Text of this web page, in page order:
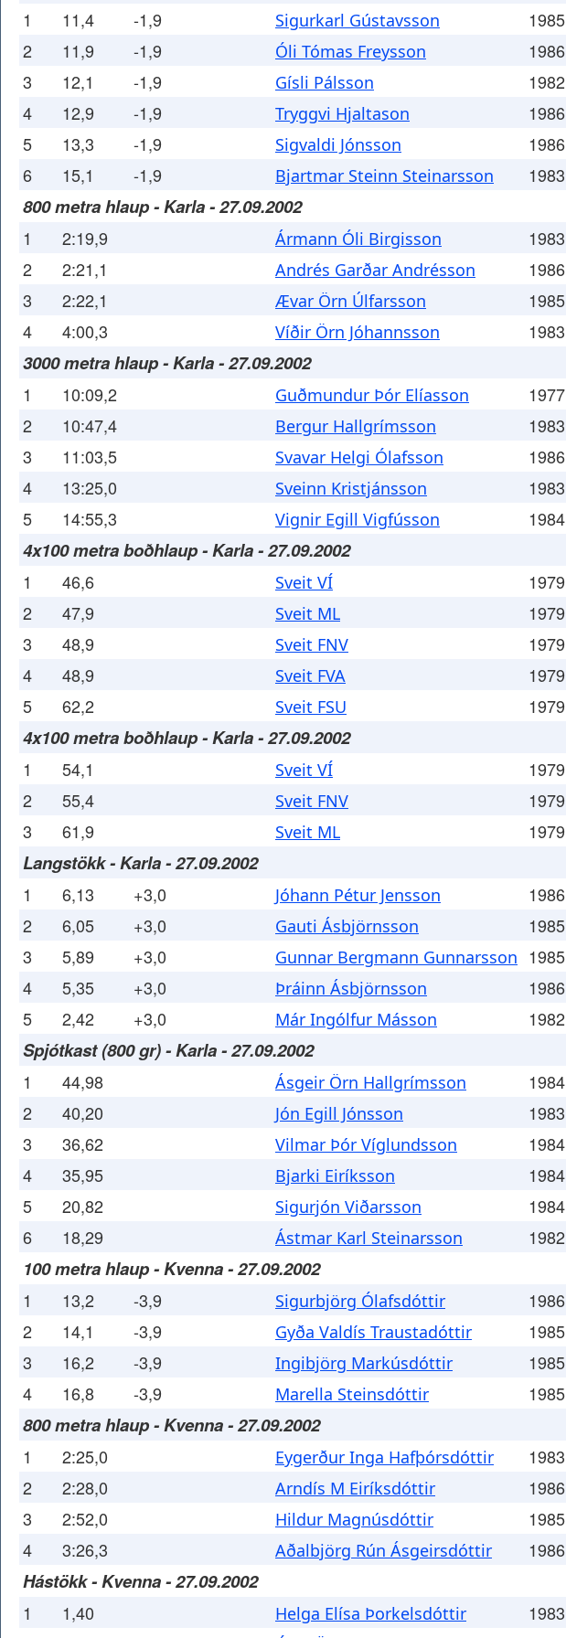
1 11,4 -1,9 Sigurkarl Gústavsson 1985
2
11,9 -1,9 Óli Tómas Freysson 1986
3
12,1 -1,9 Gísli Pálsson 1982
4
12,9 -1,9 Tryggvi Hjaltason 1986
5
13,3 -1,9 Sigvaldi Jónsson 1986
6
15,1 -1,9 Bjartmar Steinn Steinarsson 1983
800 metra hlaup - Karla - 27.09.2002
1 2:19,9 Ármann Óli Birgisson 1983
2
2:21,1 Andrés Garðar Andrésson 1986
3
2:22,1 Ævar Örn Úlfarsson 1985
4
4:00,3 Víðir Örn Jóhannsson 1983
3000 metra hlaup - Karla - 27.09.2002
1 10:09,2 Guðmundur Þór Elíasson 1977
2
10:47,4 Bergur Hallgrímsson 1983
3
11:03,5 Svavar Helgi Ólafsson 1986
4
13:25,0 Sveinn Kristjánsson 1983
5
14:55,3 Vignir Egill Vigfússon 1984
4x100 metra boðhlaup - Karla - 27.09.2002
1 46,6 Sveit VÍ 1979
2
47,9 Sveit ML 1979
3
48,9 Sveit FNV 1979
4
48,9 Sveit FVA 1979
5
62,2 Sveit FSU 1979
4x100 metra boðhlaup - Karla - 27.09.2002
1 54,1 Sveit VÍ 1979
2
55,4 Sveit FNV 1979
3
61,9 Sveit ML 1979
Langstökk - Karla - 27.09.2002
1 6,13 +3,0 Jóhann Pétur Jensson 1986
2
6,05 +3,0 Gauti Ásbjörnsson 1985
3
5,89 +3,0 Gunnar Bergmann Gunnarsson 1985
4
5,35 +3,0 Þráinn Ásbjörnsson 1986
5
2,42 +3,0 Már Ingólfur Másson 1982
Spjótkast (800 gr) - Karla - 27.09.2002
1 44,98 Ásgeir Örn Hallgrímsson 1984
2
40,20 Jón Egill Jónsson 1983
3
36,62 Vilmar Þór Víglundsson 1984
4
35,95 Bjarki Eiríksson 1984
5
20,82 Sigurjón Viðarsson 1984
6
18,29 Ástmar Karl Steinarsson 1982
100 metra hlaup - Kvenna - 27.09.2002
1 13,2 -3,9 Sigurbjörg Ólafsdóttir 1986
2
14,1 -3,9 Gyða Valdís Traustadóttir 1985
3
16,2 -3,9 Ingibjörg Markúsdóttir 1985
4
16,8 -3,9 Marella Steinsdóttir 1985
800 metra hlaup - Kvenna - 27.09.2002
1 2:25,0 Eygerður Inga Hafþórsdóttir 1983
2
2:28,0 Arndís M Eiríksdóttir 1986
3
2:52,0 Hildur Magnúsdóttir 1985
4
3:26,3 Aðalbjörg Rún Ásgeirsdóttir 1986
Hástökk - Kvenna - 27.09.2002
1 1,40 Helga Elísa Þorkelsdóttir 1983